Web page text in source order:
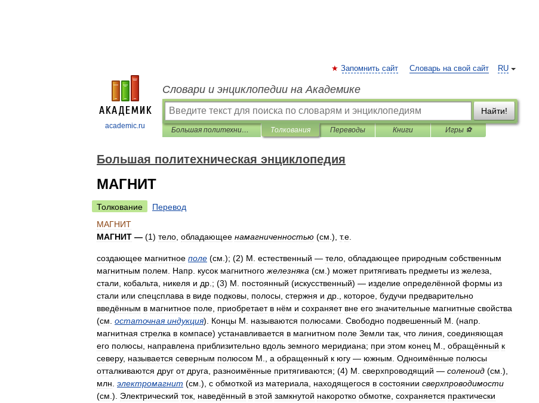
academic.ru
RU
Запомнить сайт Словарь на свой сайт
Словари и энциклопедии на Академике
Найти!
Большая политехническая энциклопедия Толкования Переводы Книги Игры ⚽
Большая политехническая энциклопедия
МАГНИТ
Толкование
Перевод
МАГНИТ
МАГНИТ — (1) тело обладающее намагниченностью (см .), т.е
создающее магнитное поле (см .); (2) М естественный — тело обладающее природным собственным
магнитным полем Напр кусок магнитного железняка (см .) может притягивать предметы из железа
стали
кобальта никеля и др .; (3) М постоянный (искусственный) — изделие определённой формы из
стали или спецсплава в виде подковы полосы стержня и др которое будучи предварительно
введённым в магнитное поле приобретает в нём и сохраняет вне его значительные магнитные свойства
(см остаточная индукция). Концы М называются полюсами Свободно подвешенный М . (напр
магнитная стрелка в компасе) устанавливается в магнитном поле Земли так что линия соединяющая
его полюсы направлена приблизительно вдоль земного меридиана; при этом конец М обращённый к
северу, называется северным полюсом М а обращенный к югу — южным Одноимённые полюсы
отталкиваются друг от друга разноимённые притягиваются; (4) М сверхпроводящий — соленоид (см .),
млн электромагнит (см .), с обмоткой из материала находящегося в состоянии сверхпроводимости
(см .). Электрический ток наведённый в этой замкнутой накоротко обмотке сохраняется практически